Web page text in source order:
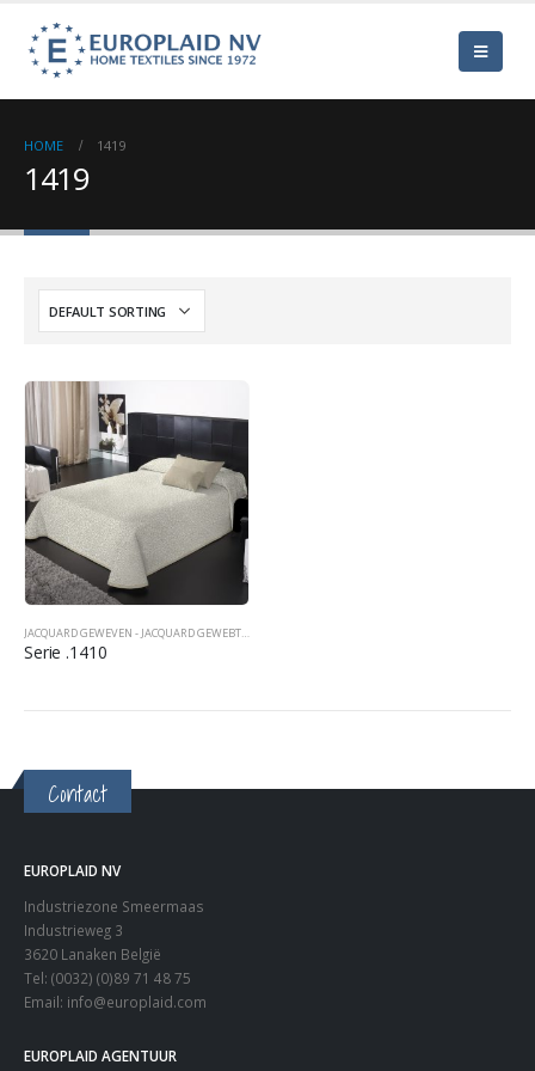
HOME 1419
1419
JACQUARD GEWEVEN - JACQUARD GEWEBT - JACQUARD WOVEN
Serie .1410
Contact
EUROPLAID NV
Industriezone Smeermaas
Industrieweg 3
3620 Lanaken België
Tel: (0032) (0)89 71 48 75
Email: info@europlaid.com
EUROPLAID AGENTUUR